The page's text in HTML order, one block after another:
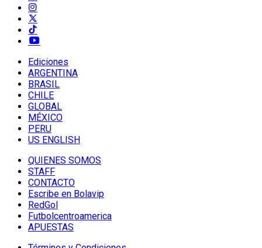
Ediciones
ARGENTINA
BRASIL
CHILE
GLOBAL
MÉXICO
PERU
US ENGLISH
QUIENES SOMOS
STAFF
CONTACTO
Escribe en Bolavip
RedGol
Futbolcentroamerica
APUESTAS